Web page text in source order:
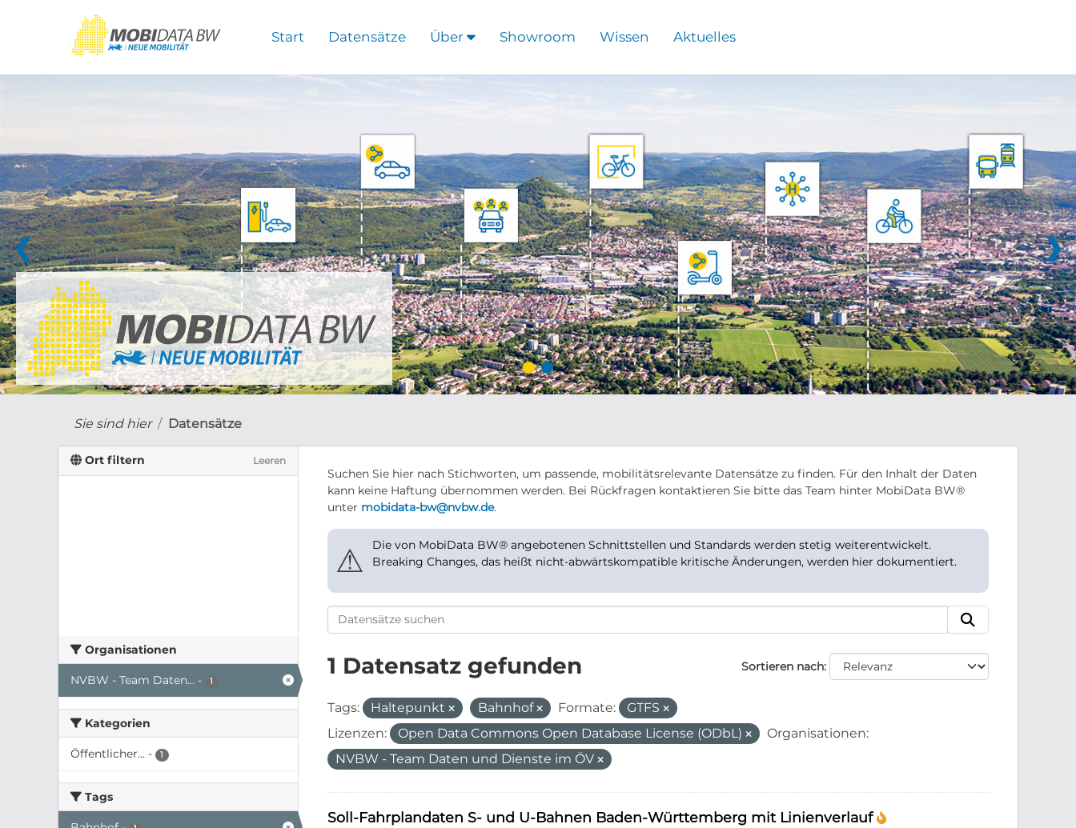
Start Datensätze Über Showroom Wissen Aktuelles
❮ ❯
Sie sind hier Datensätze
Ort filtern Leeren
Organisationen
NVBW - Team Daten... - 1
Kategorien
Öffentlicher... - 1
Tags
Suchen Sie hier nach Stichworten, um passende, mobilitätsrelevante Datensätze zu finden. Für den Inhalt der Daten
kann keine Haftung übernommen werden. Bei Rückfragen kontaktieren Sie bitte das Team hinter MobiData BW®
unter mobidata-bw@nvbw.de.
⚠
Die von MobiData BW® angebotenen Schnittstellen und Standards werden stetig weiterentwickelt.
Breaking Changes, das heißt nicht-abwärtskompatible kritische Änderungen, werden hier dokumentiert.
Sortieren nach
1 Datensatz gefunden
Tags: Haltepunkt Bahnhof Formate:
GTFS
Lizenzen:
Open Data Commons Open Database License (ODbL)
Organisationen:
NVBW - Team Daten und Dienste im ÖV
Soll-Fahrplandaten S- und U-Bahnen Baden-Württemberg mit Linienverlauf